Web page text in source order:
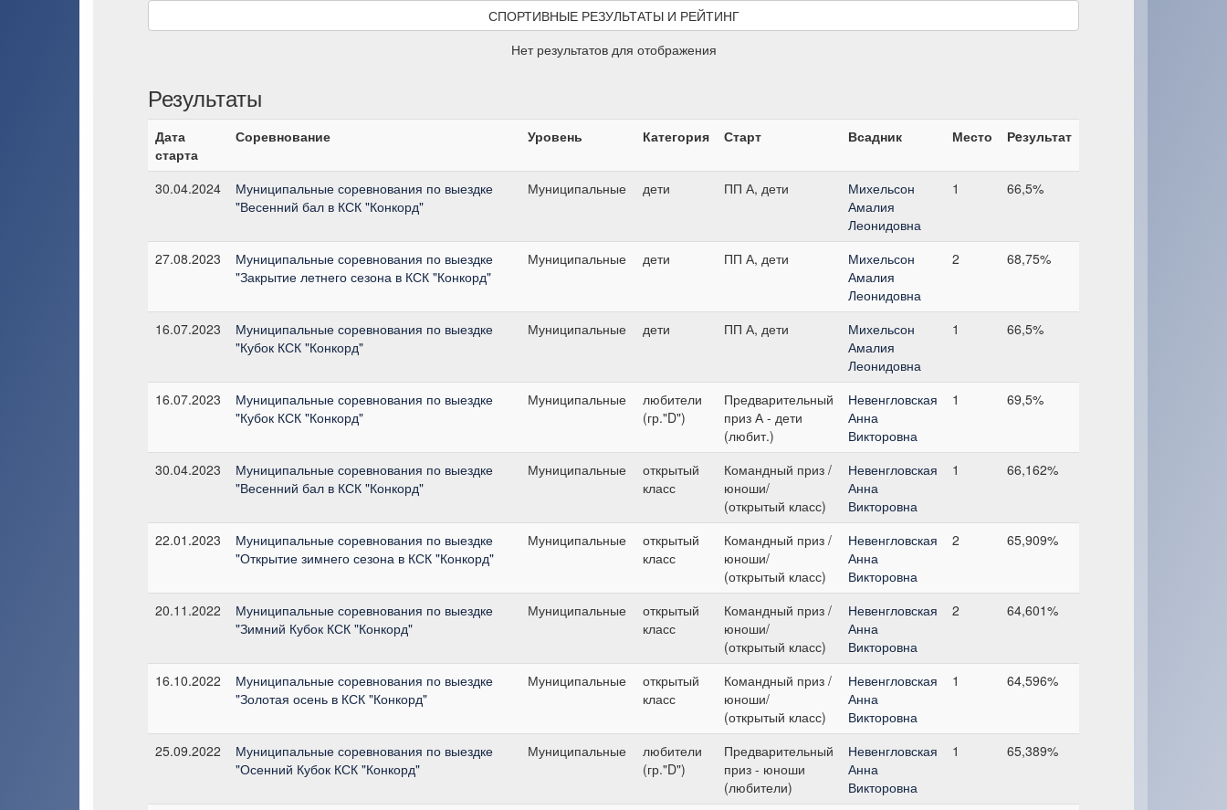
СПОРТИВНЫЕ РЕЗУЛЬТАТЫ И РЕЙТИНГ
Нет результатов для отображения
Результаты
Дата
старта
Соревнование Уровень Категория Старт Всадник Место Рeзультат
30.04.2024
Муниципальные соревнования по выездке
"Весенний бал в КСК "Конкорд"
Муниципальные дети ПП А, дети
Михельсон
Амалия
Леонидовна
1 66,5%
27.08.2023
Муниципальные соревнования по выездке
"Закрытие летнего сезона в КСК "Конкорд"
Муниципальные дети ПП А, дети
Михельсон
Амалия
Леонидовна
2 68,75%
16.07.2023
Муниципальные соревнования по выездке
"Кубок КСК "Конкорд"
Муниципальные дети ПП А, дети
Михельсон
Амалия
Леонидовна
1 66,5%
16.07.2023
Муниципальные соревнования по выездке
"Кубок КСК "Конкорд"
Муниципальные
любители
(гр."D")
Предварительный
приз А - дети
(любит.)
Невенгловская
Анна
Викторовна
1 69,5%
30.04.2023
Муниципальные соревнования по выездке
"Весенний бал в КСК "Конкорд"
Муниципальные
открытый
класс
Командный приз /
юноши/
(открытый класс)
Невенгловская
Анна
Викторовна
1 66,162%
22.01.2023
Муниципальные соревнования по выездке
"Открытие зимнего сезона в КСК "Конкорд"
Муниципальные
открытый
класс
Командный приз /
юноши/
(открытый класс)
Невенгловская
Анна
Викторовна
2 65,909%
20.11.2022
Муниципальные соревнования по выездке
"Зимний Кубок КСК "Конкорд"
Муниципальные
открытый
класс
Командный приз /
юноши/
(открытый класс)
Невенгловская
Анна
Викторовна
2 64,601%
16.10.2022
Муниципальные соревнования по выездке
"Золотая осень в КСК "Конкорд"
Муниципальные
открытый
класс
Командный приз /
юноши/
(открытый класс)
Невенгловская
Анна
Викторовна
1 64,596%
25.09.2022
Муниципальные соревнования по выездке
"Осенний Кубок КСК "Конкорд"
Муниципальные
любители
(гр."D")
Предварительный
приз - юноши
(любители)
Невенгловская
Анна
Викторовна
1 65,389%